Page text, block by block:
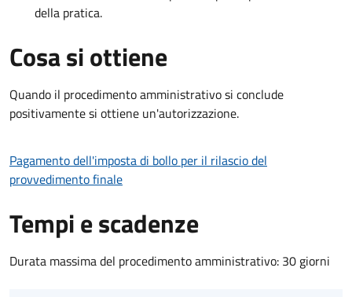
della pratica.
Cosa si ottiene
Quando il procedimento amministrativo si conclude
positivamente si ottiene un'autorizzazione.
Pagamento dell'imposta di bollo per il rilascio del
provvedimento finale
Tempi e scadenze
Durata massima del procedimento amministrativo: 30 giorni